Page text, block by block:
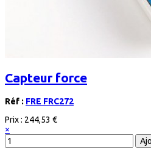
Capteur force
Réf : FRE FRC272
Prix : 244,53 €
×